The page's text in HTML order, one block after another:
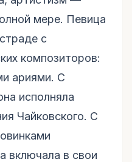
мере. Певица
с
композиторов:
ариями. С
исполняла
Чайковского. С
включала в свои